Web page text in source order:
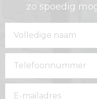
zo spoedig